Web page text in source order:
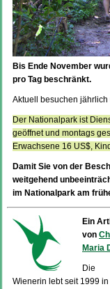
Bis Ende November
pro Tag beschränkt.
Aktuell besuchen
Der Nationalpark ist
geöffnet und montags
Erwachsene 16 US$,
Damit Sie von der
weitgehend
im Nationalpark am
Ein
von
Maria
Die
Wienerin lebt seit 1999